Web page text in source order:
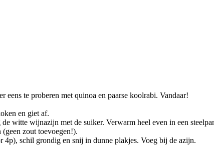
te proberen met quinoa en paarse koolrabi. Vandaar!
en giet af.
witte wijnazijn met de suiker. Verwarm heel even in een
zout toevoegen!).
schil grondig en snij in dunne plakjes. Voeg bij de azijn.